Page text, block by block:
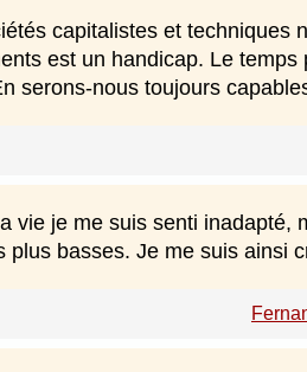
capitalistes et techniques
est un handicap. Le
serons-nous toujours
vie je me suis senti inadapté,
plus basses. Je me suis ainsi